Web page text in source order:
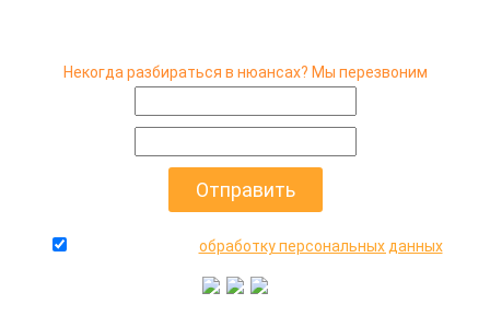
Некогда разбираться в нюансах? Мы перезвоним
обработку персональных данных